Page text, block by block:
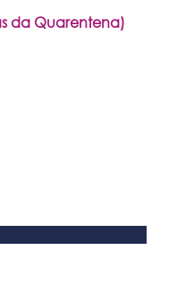
da Quarentena)